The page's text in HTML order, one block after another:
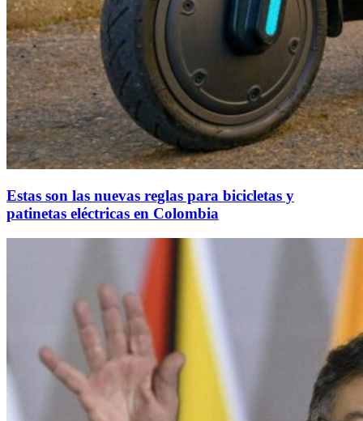
Estas son las nuevas reglas para bicicletas y
patinetas eléctricas en Colombia